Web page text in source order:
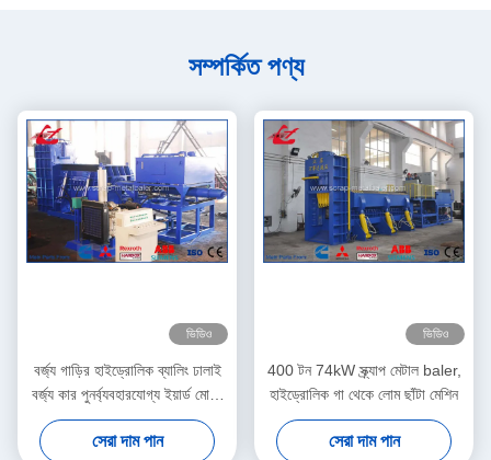
সম্পর্কিত পণ্য
ভিডিও
বর্জ্য গাড়ির হাইড্রোলিক ব্যালিং ঢালাই
বর্জ্য কার পুনর্ব্যবহারযোগ্য ইয়ার্ড মোটর
ড্রাইভ
সেরা দাম পান
ভিডিও
400 টন 74kW স্ক্র্যাপ মেটাল baler,
হাইড্রোলিক গা থেকে লোম ছাঁটা মেশিন
সেরা দাম পান